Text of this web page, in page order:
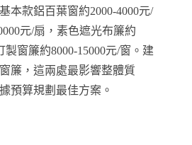
本款鋁百葉窗約2000-4000元/
元/扇，素色遮光布簾約
製窗簾約8000-15000元/窗。建
簾，這兩處最影響整體質
預算規劃最佳方案。